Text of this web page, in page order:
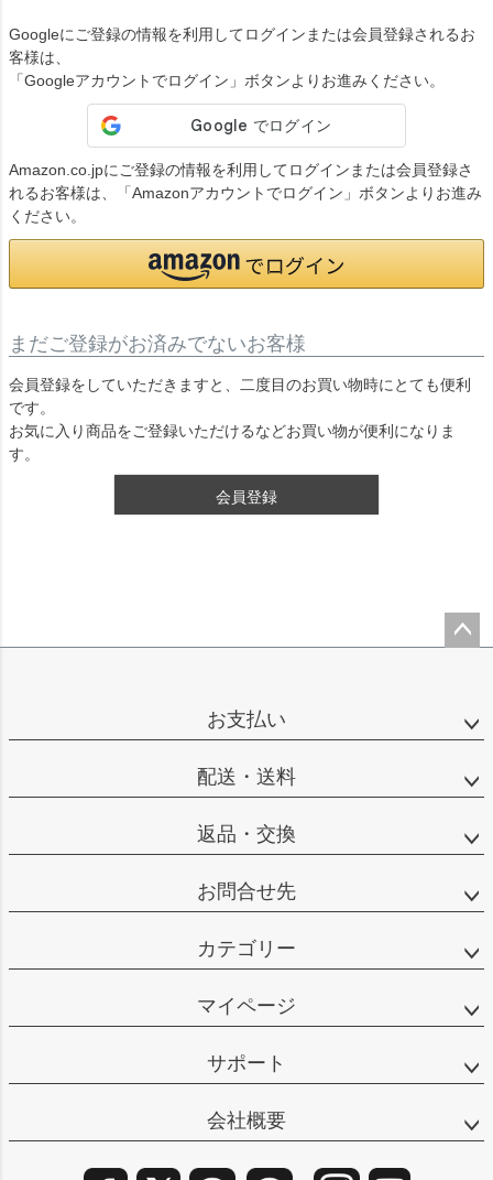
Googleにご登録の情報を利用してログインまたは会員登録されるお
客様は、
「Googleアカウントでログイン」ボタンよりお進みください。
Amazon.co.jpにご登録の情報を利用してログインまたは会員登録さ
れるお客様は、「Amazonアカウントでログイン」ボタンよりお進み
ください。
まだご登録がお済みでないお客様
会員登録をしていただきますと、二度目のお買い物時にとても便利
です。
お気に入り商品をご登録いただけるなどお買い物が便利になりま
す。
会員登録
お支払い
配送・送料
返品・交換
お問合せ先
カテゴリー
マイページ
サポート
会社概要